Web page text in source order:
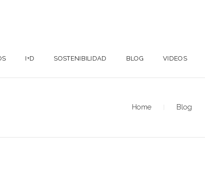
I+D SOSTENIBILIDAD BLOG VIDEOS
Home Blog